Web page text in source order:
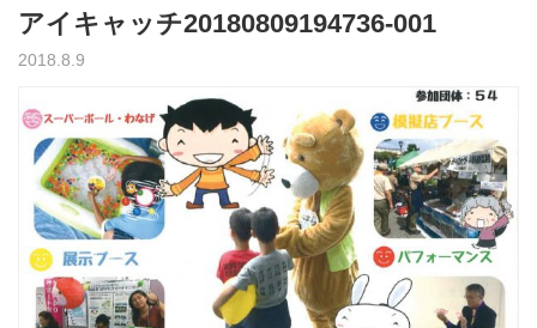
アイキャッチ20180809194736-001
2018.8.9